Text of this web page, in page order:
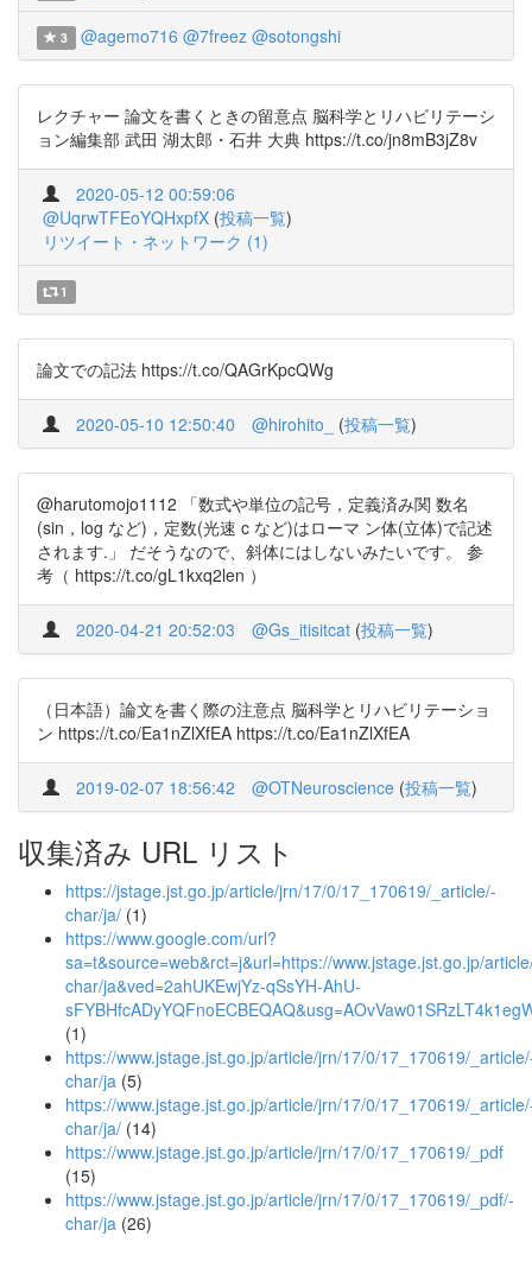
3 @agemo716 @7freez @sotongshi
レクチャー 論文を書くときの留意点 脳科学とリハビリテーシ
ョン編集部 武田 湖太郎・石井 大典 https://t.co/jn8mB3jZ8v
2020-05-12 00:59:06
@UqrwTFEoYQHxpfX (投稿一覧)
リツイート・ネットワーク (1)
1
論文での記法 https://t.co/QAGrKpcQWg
2020-05-10 12:50:40 @hirohito_ (投稿一覧)
@harutomojo1112 「数式や単位の記号，定義済み関 数名
(sin，log など)，定数(光速 c など)はローマ ン体(立体)で記述
されます.」 だそうなので、斜体にはしないみたいです。 参
考（ https://t.co/gL1kxq2len ）
2020-04-21 20:52:03 @Gs_itisitcat (投稿一覧)
（日本語）論文を書く際の注意点 脳科学とリハビリテーショ
ン https://t.co/Ea1nZlXfEA https://t.co/Ea1nZlXfEA
2019-02-07 18:56:42 @OTNeuroscience (投稿一覧)
収集済み URL リスト
https://jstage.jst.go.jp/article/jrn/17/0/17_170619/_article/-
char/ja/ (1)
https://www.google.com/url?
sa=t&source=web&rct=j&url=https://www.jstage.jst.go.jp/
char/ja&ved=2ahUKEwjYz-qSsYH-AhU-
(1)
https://www.jstage.jst.go.jp/article/jrn/17/0/17_170619/
char/ja (5)
https://www.jstage.jst.go.jp/article/jrn/17/0/17_170619/
char/ja/ (14)
https://www.jstage.jst.go.jp/article/jrn/17/0/17_170619/_pdf
(15)
https://www.jstage.jst.go.jp/article/jrn/17/0/17_170619/_pdf/-
char/ja (26)